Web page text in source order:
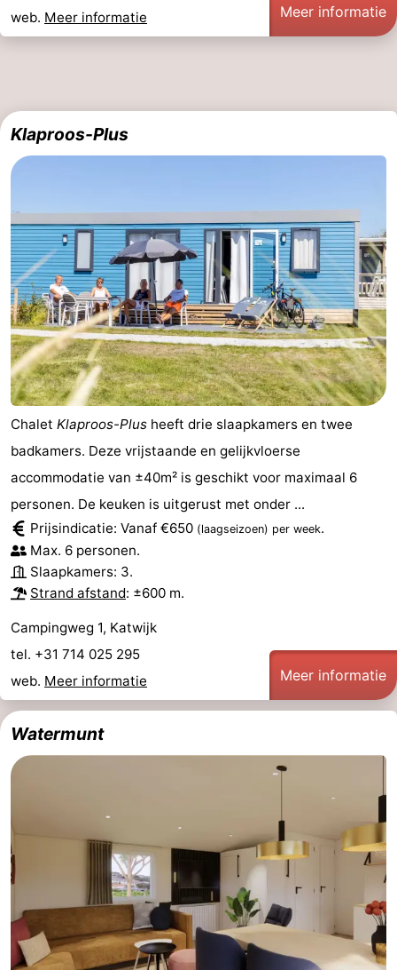
web. Meer informatie Meer informatie
Klaproos-Plus
Chalet Klaproos-Plus heeft drie slaapkamers en twee
badkamers. Deze vrijstaande en gelijkvloerse
accommodatie van ±40m² is geschikt voor maximaal 6
personen. De keuken is uitgerust met onder ...
Prijsindicatie: Vanaf €650 (laagseizoen) per week.
Max. 6 personen.
Slaapkamers: 3.
Strand afstand: ±600 m.
Campingweg 1, Katwijk
tel. +31 714 025 295
web. Meer informatie Meer informatie
Watermunt